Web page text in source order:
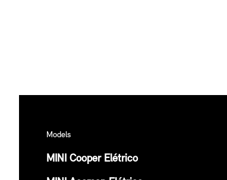
Models
MINI Cooper Elétrico